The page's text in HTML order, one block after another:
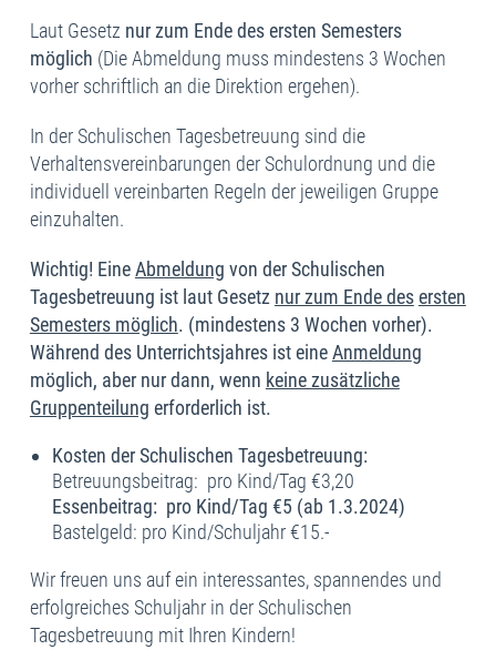
Laut Gesetz nur zum Ende des ersten Semesters
möglich (Die Abmeldung muss mindestens 3 Wochen
vorher schriftlich an die Direktion ergehen).
In der Schulischen Tagesbetreuung sind die
Verhaltensvereinbarungen der Schulordnung und die
individuell vereinbarten Regeln der jeweiligen Gruppe
einzuhalten.
Wichtig! EineAbmeldung von der Schulischen
Tagesbetreuung ist laut Gesetz nur zum Ende desersten
Semesters möglich. (mindestens 3 Wochen vorher).
Während des Unterrichtsjahres ist eineAnmeldung
möglich, aber nur dann, wenn keine zusätzliche
Gruppenteilung erforderlich ist.
Kosten der Schulischen Tagesbetreuung:
Betreuungsbeitrag: pro Kind/Tag €3,20
Essenbeitrag: pro Kind/Tag €5 (ab 1.3.2024)
Bastelgeld: pro Kind/Schuljahr €15.-
Wir freuen uns auf ein interessantes, spannendes und
erfolgreiches Schuljahr in der Schulischen
Tagesbetreuung mit Ihren Kindern!